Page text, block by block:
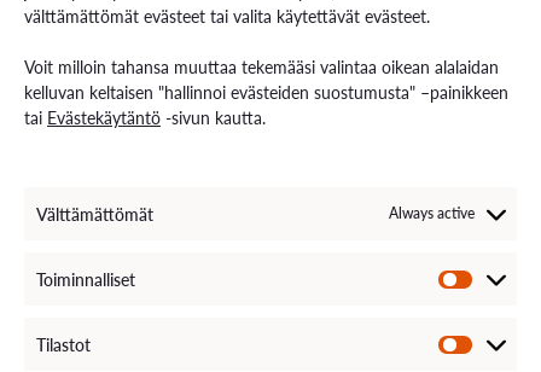
välttämättömät evästeet tai valita käytettävät evästeet.
Voit milloin tahansa muuttaa tekemääsi valintaa oikean alalaidan
kelluvan keltaisen "hallinnoi evästeiden suostumusta" –painikkeen
tai Evästekäytäntö -sivun kautta.
Välttämättömät Always active
Toiminnalliset
Tilastot
Contact us and visiting hours
Staff Search
EXAM – electronic exam
Come Work with Us